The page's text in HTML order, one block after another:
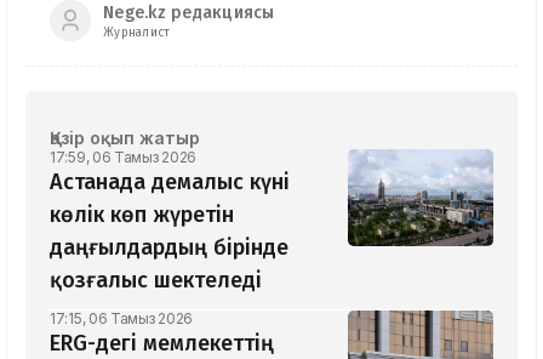
Nege.kz редакциясы
Журналист
Қазір оқып жатыр
17:59, 06 Тамыз 2026
Астанада демалыс күні
көлік көп жүретін
даңғылдардың бірінде
қозғалыс шектеледі
17:15, 06 Тамыз 2026
ERG-дегі мемлекеттің